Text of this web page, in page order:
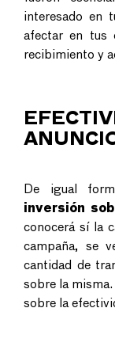
interesado en
afectar en tus
recibimiento y
De igual
inversión
conocerá sí la
campaña, se
cantidad de
sobre la
sobre la